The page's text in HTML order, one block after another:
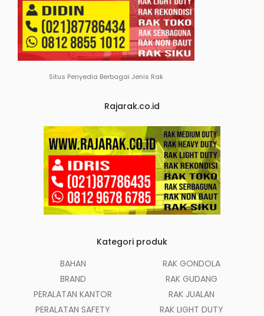
Situs Penyedia Berbagai Jenis Rak
Rajarak.co.id
Kategori produk
BAHAN
BRAND
PERALATAN KANTOR
PERALATAN SAFETY
RAK GONDOLA
RAK GUDANG
RAK JUALAN
RAK LIGHT DUTY